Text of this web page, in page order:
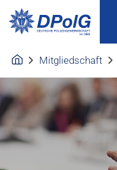
Mitgliedschaft